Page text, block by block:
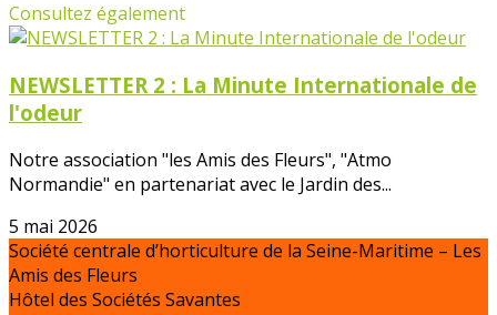
Consultez également
NEWSLETTER 2 : La Minute Internationale de
l'odeur
Notre association "les Amis des Fleurs", "Atmo
Normandie" en partenariat avec le Jardin des...
5 mai 2026
Société centrale d’horticulture de la Seine-Maritime – Les
Amis des Fleurs
Hôtel des Sociétés Savantes